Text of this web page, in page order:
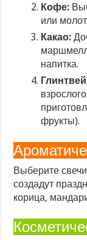
Кофе:
или
Какао:
напитка.
фрукты).
Выберите
создадут
корица,